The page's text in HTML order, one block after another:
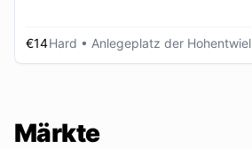
€14Hard • Anlegeplatz der Hohentwiel
Märkte